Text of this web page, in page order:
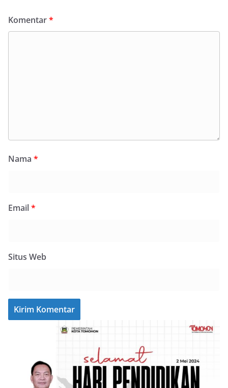
Komentar*
Nama *
Email*
Situs Web